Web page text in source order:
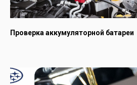
Проверка аккумуляторной батареи